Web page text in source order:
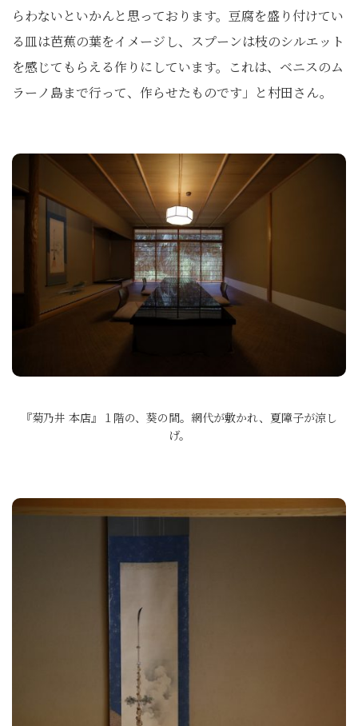
らわないといかんと思っております。豆腐を盛り付けてい
る皿は芭蕉の葉をイメージし、スプーンは枝のシルエット
を感じてもらえる作りにしています。これは、ベニスのム
ラーノ島まで行って、作らせたものです」と村田さん。
『菊乃井 本店』１階の、葵の間。網代が敷かれ、夏障子が涼し
げ。